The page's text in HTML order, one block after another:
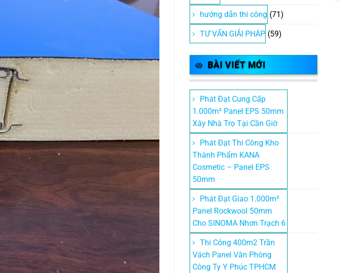
hướng dẫn thi công (71)
TƯ VẤN GIẢI PHÁP (59)
BÀI VIẾT MỚI
Phát Đạt Cung Cấp
1.000m² Panel EPS 50mm
Xây Nhà Trọ Tại Cần Giờ
Phát Đạt Thi Công Kho
Thành Phẩm KANA
Cosmetic – Panel EPS
50mm
Phát Đạt Giao 1.000m²
Panel Rockwool 50mm
Cho SINOMA Nhơn Trạch 6
Thi Công 400m2 Trần
Vách Panel Văn Phòng
Công Ty Y Phúc TPHCM